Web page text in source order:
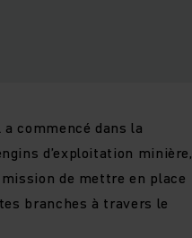
commencé dans la
d’exploitation minière,
de mettre en place
branches à travers le